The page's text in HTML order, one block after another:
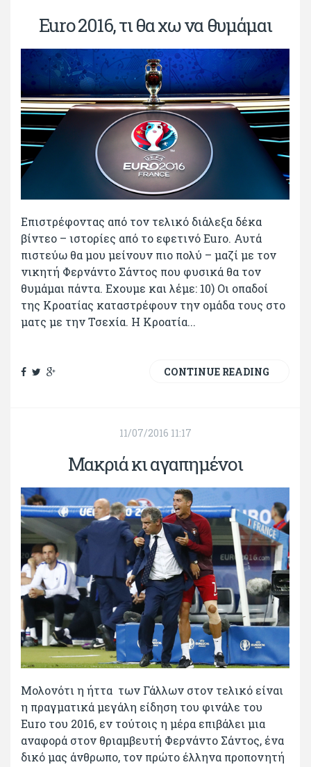
Εuro 2016, τι θα χω να θυμάμαι
Επιστρέφοντας από τον τελικό διάλεξα δέκα
βίντεο – ιστορίες από το εφετινό Euro. Αυτά
πιστεύω θα μου μείνουν πιο πολύ – μαζί με τον
νικητή Φερνάντο Σάντος που φυσικά θα τον
θυμάμαι πάντα. Εχουμε και λέμε: 10) Oι οπαδοί
της Κροατίας καταστρέφουν την ομάδα τους στο
ματς με την Τσεχία. Η Κροατία...
CONTINUE READING
11/07/2016 11:17
Μακριά κι αγαπημένοι
Μολονότι η ήττα των Γάλλων στον τελικό είναι
η πραγματικά μεγάλη είδηση του φινάλε του
Euro του 2016, εν τούτοις η μέρα επιβάλει μια
αναφορά στον θριαμβευτή Φερνάντο Σάντος, ένα
δικό μας άνθρωπο, τον πρώτο έλληνα προπονητή